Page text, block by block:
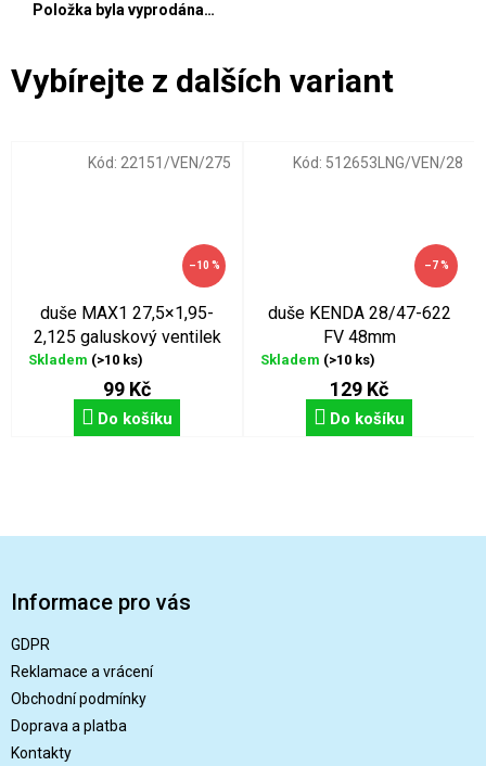
Položka byla vyprodána…
–10 %
duše MAX1 27,5×1,95-
2,125 galuskový ventilek
Skladem (>10 ks)
99 Kč
Do košíku
Kód: 22151/VEN/275
–7 %
duše KENDA 28/47-622
FV 48mm
Skladem (>10 ks)
129 Kč
Do košíku
Kód: 512653LNG/VEN/28
Informace pro vás
GDPR
Reklamace a vrácení
Obchodní podmínky
Doprava a platba
Kontakty